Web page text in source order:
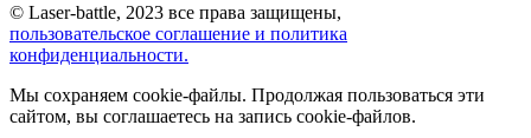
© Laser-battle, 2023 все права защищены,
пользовательское соглашение и политика
конфиденциальности.
Мы сохраняем cookie-файлы. Продолжая пользоваться эти
сайтом, вы соглашаетесь на запись cookie-файлов.